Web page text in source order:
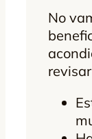
No